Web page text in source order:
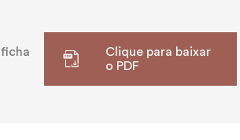
Clique para baixar
o PDF